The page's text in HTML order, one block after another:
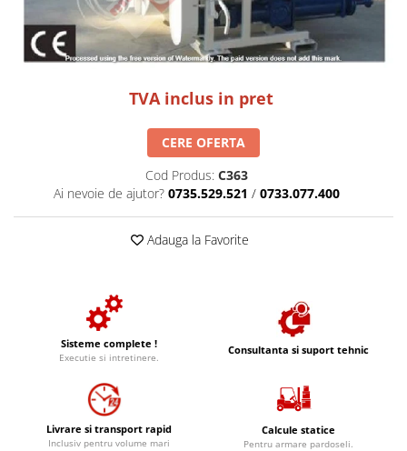
TVA inclus in pret
CERE OFERTA
Cod Produs: C363
Ai nevoie de ajutor? 0735.529.521 / 0733.077.400
Adauga la Favorite
Sisteme complete !
Executie si intretinere.
Consultanta si suport tehnic
Livrare si transport rapid
Inclusiv pentru volume mari
Calcule statice
Pentru armare pardoseli.